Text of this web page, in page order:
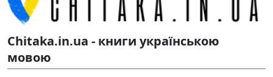
Chitaka.in.ua - книги українською
мовою